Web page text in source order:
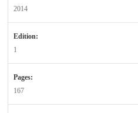
2014
Edition:
1
Pages:
167